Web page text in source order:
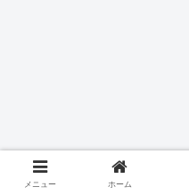
メニュー ホーム